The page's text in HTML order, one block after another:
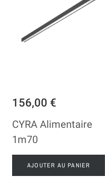
156,00 €
CYRA Alimentaire
1m70
AJOUTER AU PANIER